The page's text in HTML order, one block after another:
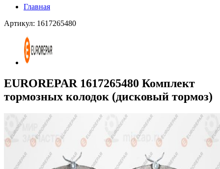
Главная
Артикул: 1617265480
EUROREPAR 1617265480 Комплект
тормозных колодок (дисковый тормоз)